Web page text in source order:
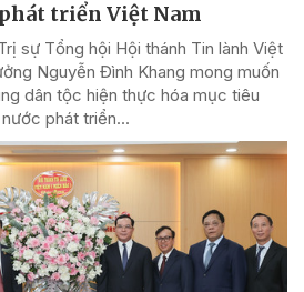
triển Việt Nam
sự Tổng hội Hội thánh Tin lành Việt
Nguyễn Đình Khang mong muốn
dân tộc hiện thực hóa mục tiêu
phát triển...